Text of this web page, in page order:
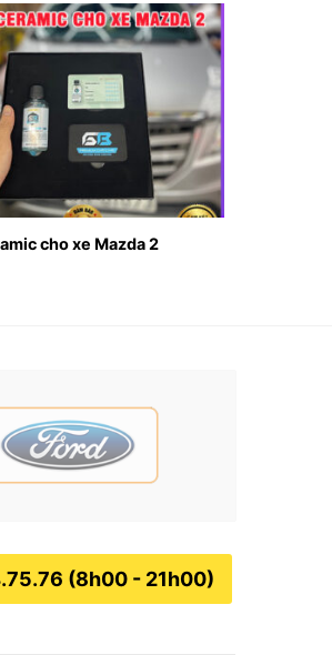
nội thất mà nó còn làm
cho bạn cũng như là
cho xe Mazda 2
(8h00 - 21h00)